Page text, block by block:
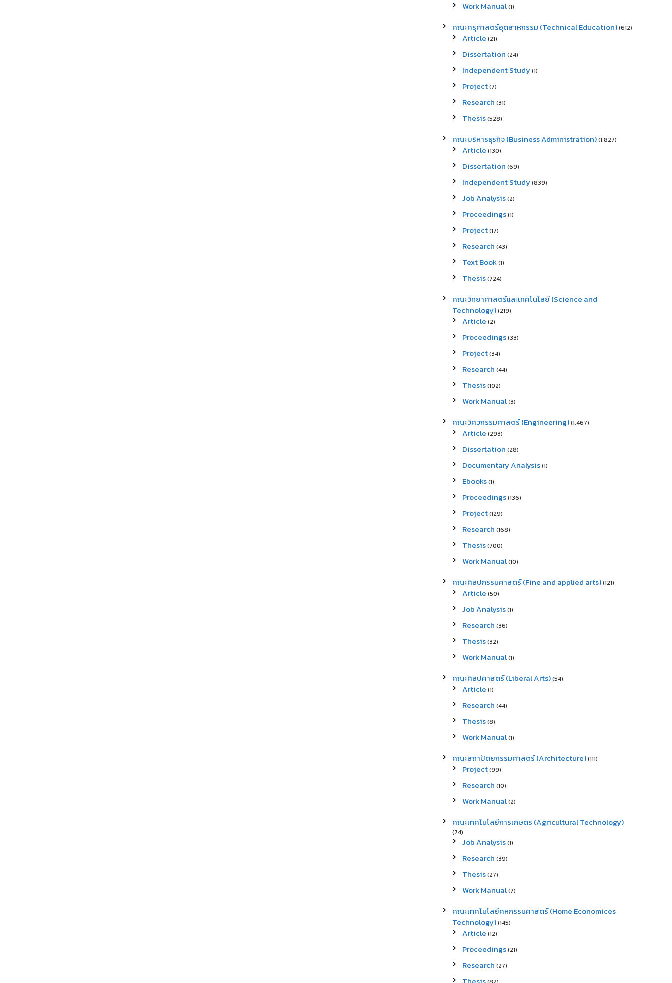
Work Manual(1)
คณะครุศาสตร์อุตสาหกรรม (Technical Education)(612)
Article (21)
Dissertation (24)
Independent Study(1)
Project(7)
Research (31)
Thesis(528)
คณะบริหารธุรกิจ (Business Administration)(1,827)
Article (130)
Dissertation (69)
Independent Study(839)
Job Analysis(2)
Proceedings(1)
Project(17)
Research (43)
Text Book(1)
Thesis(724)
คณะวิทยาศาสตร์และเทคโนโลยี (Science and
Technology)(219)
Article (2)
Proceedings(33)
Project(34)
Research (44)
Thesis(102)
Work Manual(3)
คณะวิศวกรรมศาสตร์ (Engineering)(1,467)
Article (293)
Dissertation (28)
Documentary Analysis(1)
Ebooks(1)
Proceedings(136)
Project(129)
Research (168)
Thesis(700)
Work Manual(10)
คณะศิลปกรรมศาสตร์ (Fine and applied arts)(121)
Article (50)
Job Analysis(1)
Research (36)
Thesis(32)
Work Manual(1)
คณะศิลปศาสตร์ (Liberal Arts)(54)
Article (1)
Research (44)
Thesis(8)
Work Manual(1)
คณะสถาปัตยกรรมศาสตร์ (Architecture)(111)
Project(99)
Research (10)
Work Manual(2)
คณะเทคโนโลยีการเกษตร (Agricultural Technology)
(74)
Job Analysis(1)
Research (39)
Thesis(27)
Work Manual(7)
คณะเทคโนโลยีคหกรรมศาสตร์ (Home Economices
Technology)(145)
Article (12)
Proceedings(21)
Research (27)